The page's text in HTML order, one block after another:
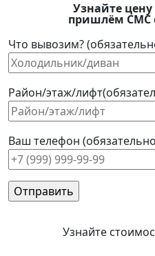
Узнайте
пришлём СМС
Что вывозим?
Район/этаж/
Ваш телефон
Узнайте